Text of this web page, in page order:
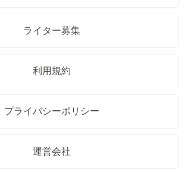
ライター募集
利用規約
プライバシーポリシー
運営会社